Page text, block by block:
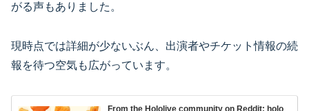
がる声もありました。
現時点では詳細が少ないぶん、出演者やチケット情報の続
報を待つ空気も広がっています。